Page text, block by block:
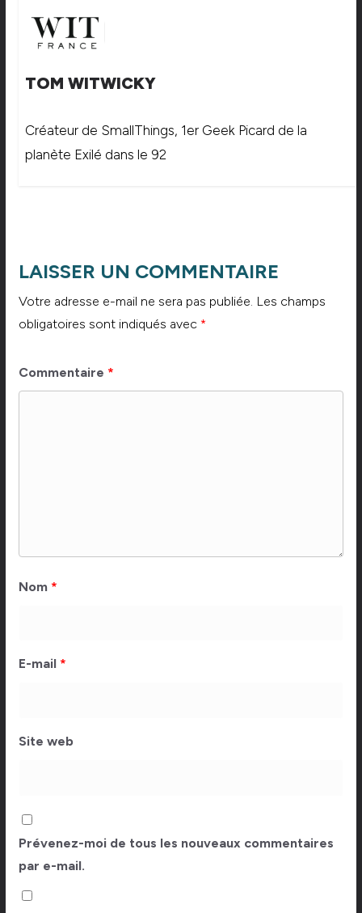
TOM WITWICKY
Créateur de SmallThings, 1er Geek Picard de la
planète Exilé dans le 92
LAISSER UN COMMENTAIRE
Votre adresse e-mail ne sera pas publiée. Les champs
obligatoires sont indiqués avec *
Commentaire *
Nom *
E-mail *
Site web
Prévenez-moi de tous les nouveaux commentaires
par e-mail.